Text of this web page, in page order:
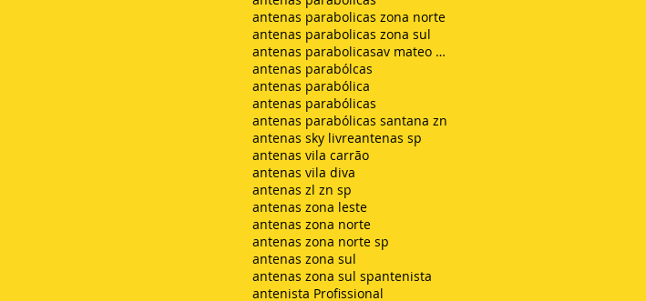
antenas parabolicas zona norte
antenas parabolicas zona sul
antenas parabolicasav mateo bei são mateus
antenas parabólcas
antenas parabólica
antenas parabólicas
antenas parabólicas santana zn
antenas sky livreantenas sp
antenas vila carrão
antenas vila diva
antenas zl zn sp
antenas zona leste
antenas zona norte
antenas zona norte sp
antenas zona sul
antenas zona sul spantenista
antenista Profissional